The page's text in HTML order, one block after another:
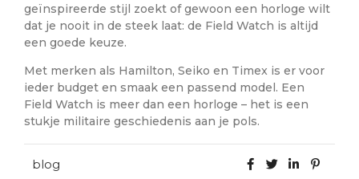
geïnspireerde stijl zoekt of gewoon een horloge wilt
dat je nooit in de steek laat: de Field Watch is altijd
een goede keuze.
Met merken als Hamilton, Seiko en Timex is er voor
ieder budget en smaak een passend model. Een
Field Watch is meer dan een horloge – het is een
stukje militaire geschiedenis aan je pols.
blog